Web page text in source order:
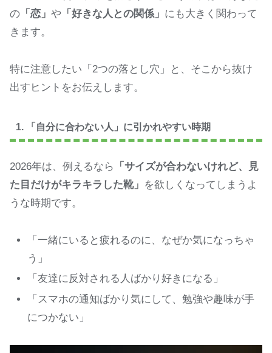
の 「恋」 や 「好きな人との関係」 にも大きく関わって
きます。
特に注意したい「2つの落とし穴」と、そこから抜け
出すヒントをお伝えします。
1. 「自分に合わない人」に引かれやすい時期
2026年は、例えるなら
「サイズが合わないけれど、見
た目だけがキラキラした靴」 を欲しくなってしまうよ
うな時期です。
「一緒にいると疲れるのに、なぜか気になっちゃ
う」
「友達に反対される人ばかり好きになる」
「スマホの通知ばかり気にして、勉強や趣味が手
につかない」